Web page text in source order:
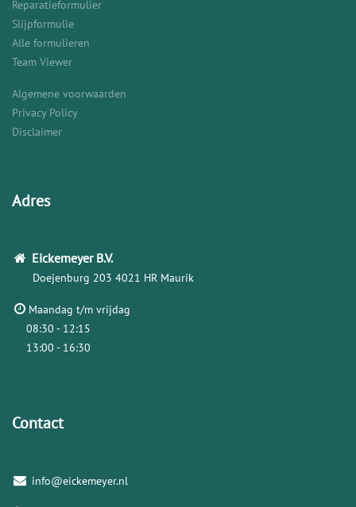
Reparatieformulier
Slijpformulie
Alle formulieren
Team Viewer
Algemene voorwaarden
Privacy Policy
Disclaimer
Adres
Eickemeyer B.V.
Doejenburg 203 4021 HR Maurik
Maandag t/m vrijdag
08:30 - 12:15
13:00 - 16:30
Contact
info@eickemeyer.nl